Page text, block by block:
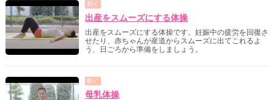
動く
出産をスムーズにする体操
出産をスムーズにする体操です。妊娠中の疲労を回復さ
せたり、赤ちゃんが産道からスムーズに出てこれるよ
う、日ごろから準備をしましょう。
動く
母乳体操